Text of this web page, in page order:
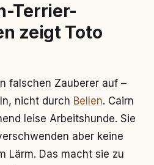
Terrier-
zeigt Toto
falschen Zauberer auf –
nicht durch Bellen. Cairn
leise Arbeitshunde. Sie
aber keine
Lärm. Das macht sie zu